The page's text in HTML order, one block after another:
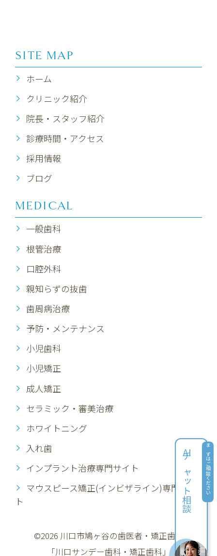
SITE MAP
ホーム
クリニック紹介
院長・スタッフ紹介
診療時間・アクセス
採用情報
ブログ
MEDICAL
一般歯科
根管治療
口腔外科
親知らずの抜歯
歯周病治療
予防・メンテナンス
小児歯科
小児矯正
成人矯正
セラミック・審美治療
ホワイトニング
入れ歯
インプラント治療専門サイト
マウスピース矯正(インビザライン)専門サイ
ト
©2026 川口市鳩ヶ谷の歯医者・矯正歯科
「川口サンデー歯科・矯正歯科」
AI
チャット相談 まずはご相談ください